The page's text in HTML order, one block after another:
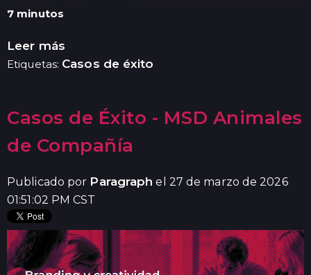
7 minutos
Leer más
Etiquetas: Casos de éxito
Casos de Éxito - MSD Animales
de Compañía
Publicado por Paragraph el 27 de marzo de 2026
01:51:02 PM CST